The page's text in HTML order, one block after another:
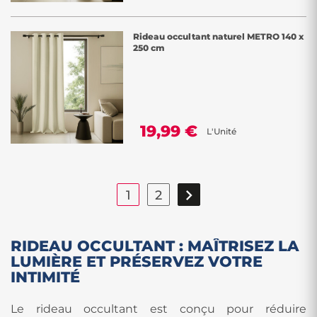
Rideau occultant naturel METRO 140 x
250 cm
19,99 € L'Unité
1 2 
RIDEAU OCCULTANT : MAÎTRISEZ LA
LUMIÈRE ET PRÉSERVEZ VOTRE
INTIMITÉ
Le rideau occultant est conçu pour réduire